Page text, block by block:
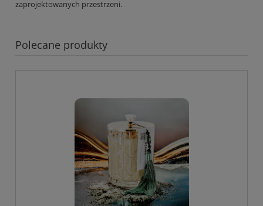
zaprojektowanych przestrzeni.
Polecane produkty